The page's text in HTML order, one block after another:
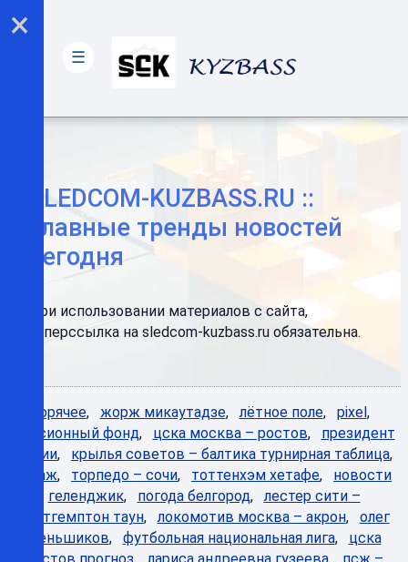
SLEDCOM-KUZBASS.RU ::
Главные тренды новостей
сегодня
При использовании материалов с сайта,
гиперссылка на sledcom-kuzbass.ru обязательна.
Горячее, жорж микаутадзе,лётное поле, pixel ,
пенсионный фонд, цска москва – ростов, президент
сербии, крылья советов – балтика турнирная таблица,
багаж, торпедо – сочи, тоттенхэм хетафе, новости
геленджик, погода белгород,лестер сити –
нортгемптон таун,локомотив москва – акрон, олег
меньшиков, футбольная национальная лига, цска
×
☰